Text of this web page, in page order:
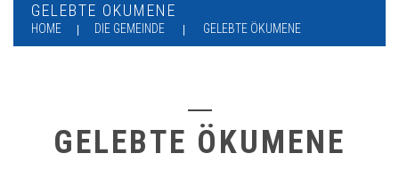
GELEBTE ÖKUMENE
HOME DIE GEMEINDE GELEBTE ÖKUMENE
GELEBTE ÖKUMENE